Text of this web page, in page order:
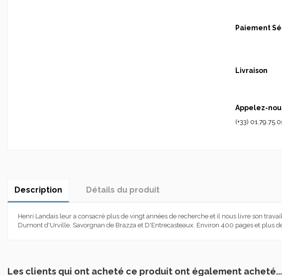
Paiement
Livraison
Appelez-
(+33)
Description Détails du produit
Henri Landais leur a consacré plus de vingt années de recherche et il nous livre son
Dumont d'Urville, Savorgnan de Brazza et D'Entrecasteaux. Environ 400 pages et plus
Les clients qui ont acheté ce produit ont également acheté...